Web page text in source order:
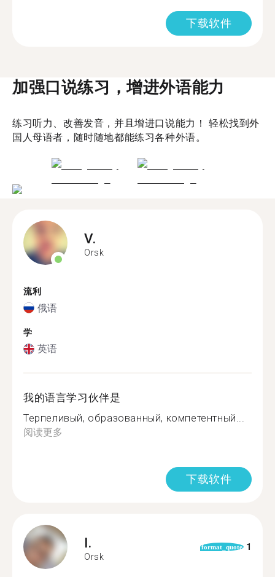
下载软件
加强口说练习，增进外语能力
练习听力、改善发音，并且增进口说能力！ 轻松找到外
国人母语者，随时随地都能练习各种外语。
V.
Orsk
流利
俄语
学
英语
我的语言学习伙伴是
Терпеливый, образованный, компетентный...
阅读更多
下载软件
I.
Orsk
format_quote 1